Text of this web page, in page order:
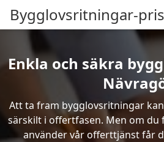
Bygglovsritningar-
Enkla och säkra
Att ta fram bygglovsritningar
särskilt i offertfasen. Men om du
använder vår offerttjänst får